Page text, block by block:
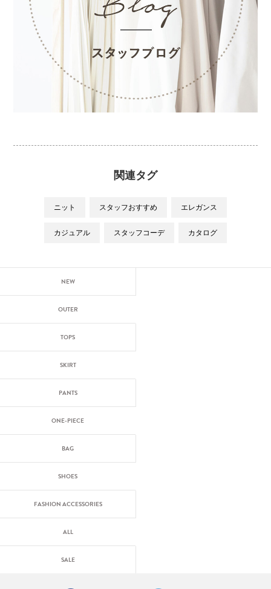
関連タグ
ニット スタッフおすすめ エレガンス
カジュアル スタッフコーデ カタログ
NEW
OUTER
TOPS
SKIRT
PANTS
ONE-PIECE
BAG
SHOES
FASHION ACCESSORIES
ALL
SALE